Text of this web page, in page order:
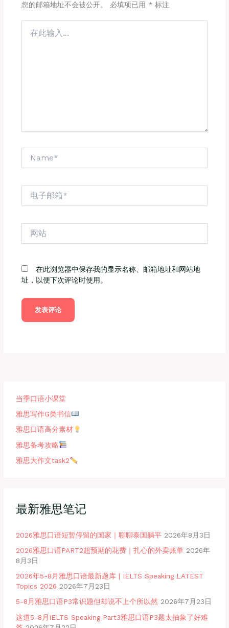
您的邮箱地址不会被公开。 必填项已用 *标注
在此浏览器中保存我的显示名称、邮箱地址和网站地
址，以便下次评论时使用。
当季口语小课堂
雅思写作G类书信
雅思口语高分素材
雅思备考攻略
雅思大作文task2
最新雅思笔记
2026雅思口语短暂停留的国家｜聊聊泰国躺平 2026年8月3日
2026雅思口语PART2超预期的花费｜扎心的外卖账单 2026年
8月3日
2026年5-8月雅思口语最新题库 | IELTS Speaking LATEST
Topics 2026 2026年7月23日
5-8月雅思口语P3常识题但却说不上个所以然 2026年7月23日
这道5-8月IELTS Speaking Part3雅思口语P3题太抽象了好难